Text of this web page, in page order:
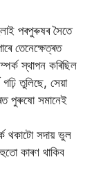
পৰপুৰুষৰ সৈতে
তেনেক্ষেত্ৰত
স্থাপন কৰিছিল
তুলিছে, সেয়া
পুৰুষো সমানেই
থকাটো সদায় ভুল
কাৰণ থাকিব